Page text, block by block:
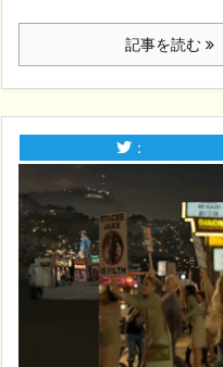
記事を読む
：